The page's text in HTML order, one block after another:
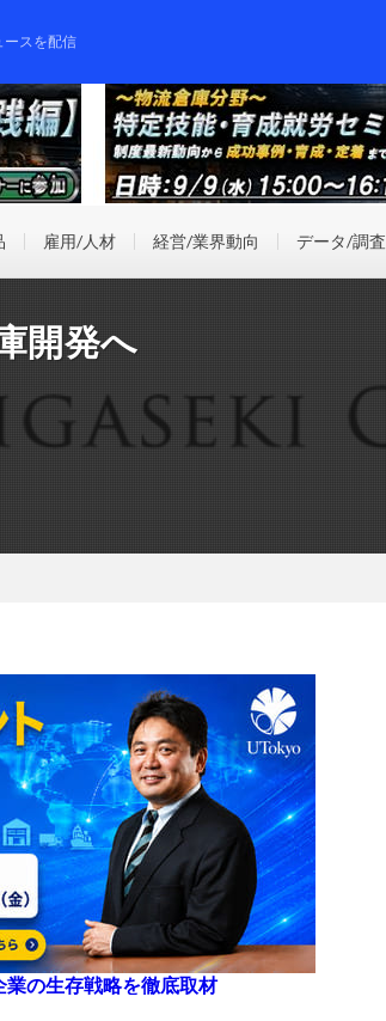
ースを配信
雇用/人材 経営/業界動向 データ/調査
開発へ
の生存戦略を徹底取材